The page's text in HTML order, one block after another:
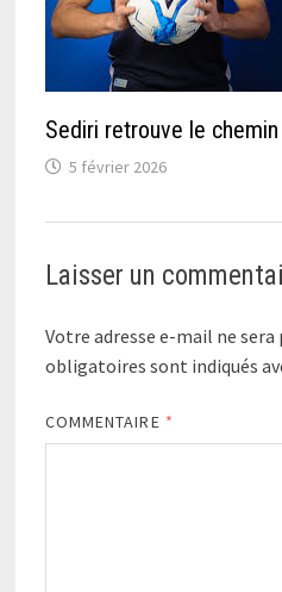
Sediri retrouve le
5 février 2026
Laisser un
Votre adresse e-mail ne sera
obligatoires sont indiqués
COMMENTAIRE *